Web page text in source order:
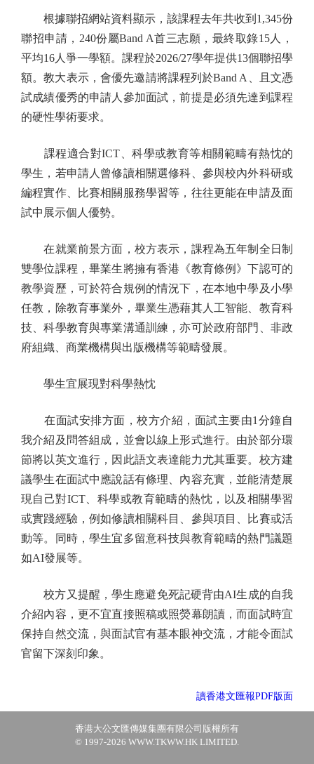
根據聯招網站資料顯示，該課程去年共收到1,345份
聯招申請，240份屬Band A首三志願，最終取錄15人，
平均16人爭一學額。課程於2026/27學年提供13個聯招學
額。教大表示，會優先邀請將課程列於Band A、且文憑
試成績優秀的申請人參加面試，前提是必須先達到課程
的硬性學術要求。
課程適合對ICT、科學或教育等相關範疇有熱忱的
學生，若申請人曾修讀相關選修科、參與校內外科研或
編程實作、比賽相關服務學習等，往往更能在申請及面
試中展示個人優勢。
在就業前景方面，校方表示，課程為五年制全日制
雙學位課程，畢業生將擁有香港《教育條例》下認可的
教學資歷，可於符合規例的情況下，在本地中學及小學
任教，除教育事業外，畢業生憑藉其人工智能、教育科
技、科學教育與專業溝通訓練，亦可於政府部門、非政
府組織、商業機構與出版機構等範疇發展。
學生宜展現對科學熱忱
在面試安排方面，校方介紹，面試主要由1分鐘自
我介紹及問答組成，並會以線上形式進行。由於部分環
節將以英文進行，因此語文表達能力尤其重要。校方建
議學生在面試中應說話有條理、內容充實，並能清楚展
現自己對ICT、科學或教育範疇的熱忱，以及相關學習
或實踐經驗，例如修讀相關科目、參與項目、比賽或活
動等。同時，學生宜多留意科技與教育範疇的熱門議題
如AI發展等。
校方又提醒，學生應避免死記硬背由AI生成的自我
介紹內容，更不宜直接照稿或照熒幕朗讀，而面試時宜
保持自然交流，與面試官有基本眼神交流，才能令面試
官留下深刻印象。
讀香港文匯報PDF版面
香港大公文匯傳媒集團有限公司版權所有
© 1997-2026 WWW.TKWW.HK LIMITED.